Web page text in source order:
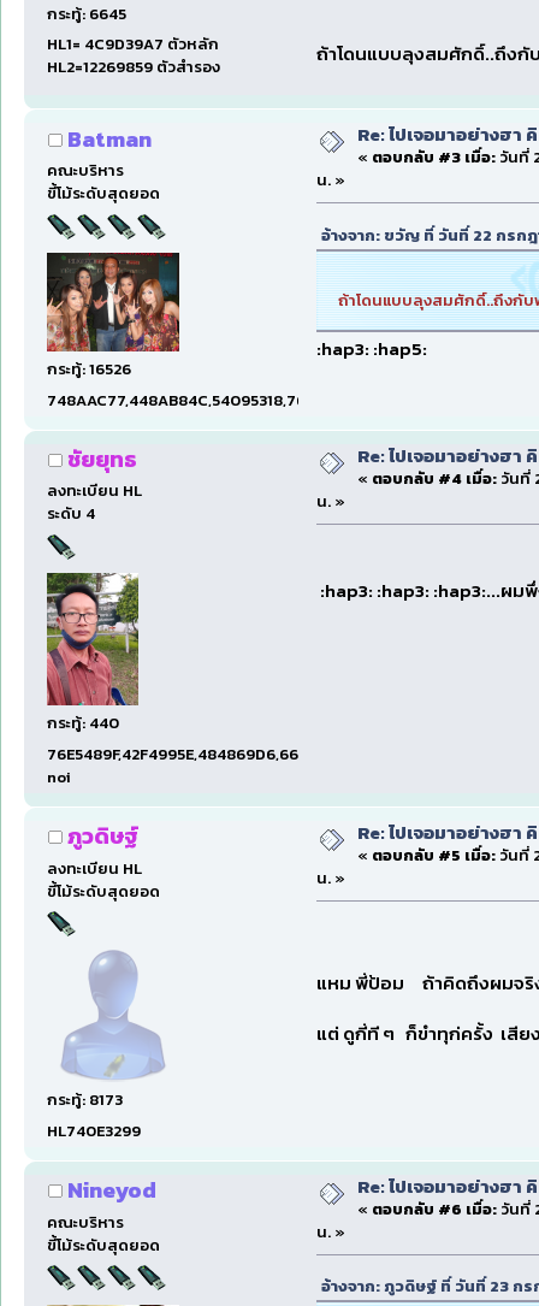
กระทู้: 6645
HL1= 4C9D39A7 ตัวหลัก
HL2=12269859 ตัวสำรอง
ถ้าโดนแบบลุงสมศักดิ์..ถึง
Batman
คณะบริหาร
ขี้โม้ระดับสุดยอด
กระทู้: 16526
748AAC77,448AB84C,54095318,7660DAE5,97606B15,47C5E
Re: ไปเจอมาอย่างฮ
« ตอบกลับ #3 เมื่อ:วันที่
น. »
อ้างจาก: ขวัญ ที่ วันที่ 22 กรก
ถ้าโดนแบบลุงสมศักดิ์..ถึงกั
:hap3: :hap5:
ชัยยุทธ
ลงทะเบียน HL
ระดับ 4
กระทู้: 440
76E5489F,42F4995E,484869D6,663916C8,4884D185
noi
Re: ไปเจอมาอย่างฮ
« ตอบกลับ #4 เมื่อ:วันที่
น. »
:hap3: :hap3: :hap3:...ผ
ภูวดิษฐ์
ลงทะเบียน HL
ขี้โม้ระดับสุดยอด
กระทู้: 8173
HL740E3299
Re: ไปเจอมาอย่างฮ
« ตอบกลับ #5 เมื่อ:วันที่
น. »
แหม พี่ป้อม ถ้าคิดถึงผมจริ
แต่ ดูกี่ที ๆ ก็ขำทุก่ครั้ง เสี
Nineyod
คณะบริหาร
ขี้โม้ระดับสุดยอด
Re: ไปเจอมาอย่างฮ
« ตอบกลับ #6 เมื่อ:วันที่
น. »
อ้างจาก: ภูวดิษฐ์ ที่ วันที่ 23 ก